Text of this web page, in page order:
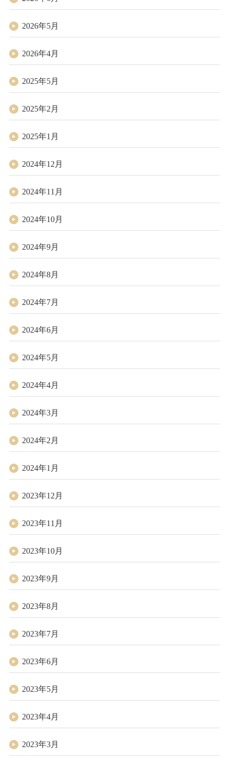
2026年5月
2026年4月
2025年5月
2025年2月
2025年1月
2024年12月
2024年11月
2024年10月
2024年9月
2024年8月
2024年7月
2024年6月
2024年5月
2024年4月
2024年3月
2024年2月
2024年1月
2023年12月
2023年11月
2023年10月
2023年9月
2023年8月
2023年7月
2023年6月
2023年5月
2023年4月
2023年3月